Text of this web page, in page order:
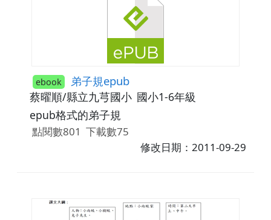
ebook 弟子規epub
蔡曜順/縣立九芎國小 國小1-6年級
epub格式的弟子規
點閱數801 下載數75
修改日期：2011-09-29